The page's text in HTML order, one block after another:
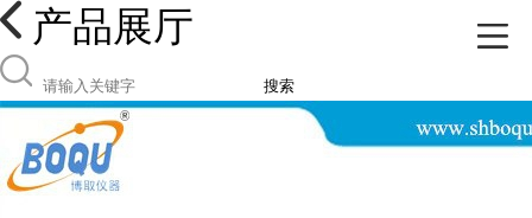
产品展厅
搜索